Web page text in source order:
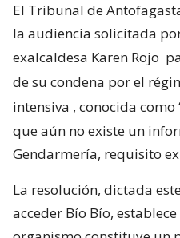
El Tribunal de
la audiencia solicitada
exalcaldesa Karen Rojo
de su condena por el
intensiva , conocida
que aún no existe un
Gendarmería, requisito
La resolución, dictada
acceder Bío Bío,